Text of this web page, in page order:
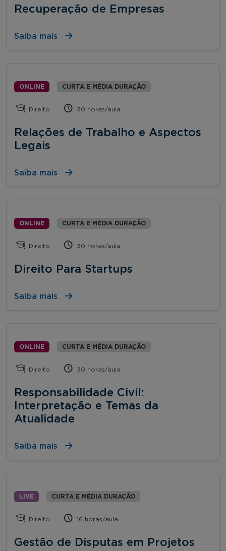
Recuperação de Empresas
Saiba mais
ONLINE CURTA E MÉDIA DURAÇÃO
Direito 30 horas/aula
Relações de Trabalho e Aspectos
Legais
Saiba mais
ONLINE CURTA E MÉDIA DURAÇÃO
Direito 30 horas/aula
Direito Para Startups
Saiba mais
ONLINE CURTA E MÉDIA DURAÇÃO
Direito 30 horas/aula
Responsabilidade Civil:
Interpretação e Temas da
Atualidade
Saiba mais
LIVE CURTA E MÉDIA DURAÇÃO
Direito 16 horas/aula
Gestão de Disputas em Projetos